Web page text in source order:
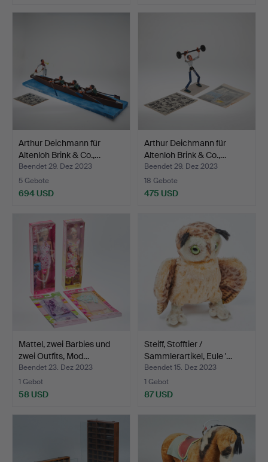
Arthur Deichmann für
Altenloh Brink & Co.,…
Beendet 29. Dez 2023
5 Gebote
694 USD
Arthur Deichmann für
Altenloh Brink & Co.,…
Beendet 29. Dez 2023
18 Gebote
475 USD
Mattel, zwei Barbies und
zwei Outfits, Mod…
Beendet 23. Dez 2023
1 Gebot
58 USD
Steiff, Stofftier /
Sammlerartikel, Eule '…
Beendet 15. Dez 2023
1 Gebot
87 USD